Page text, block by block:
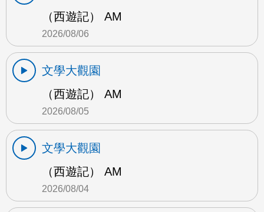
（西遊記） AM
2026/08/06
文學大觀園
（西遊記） AM
2026/08/05
文學大觀園
（西遊記） AM
2026/08/04